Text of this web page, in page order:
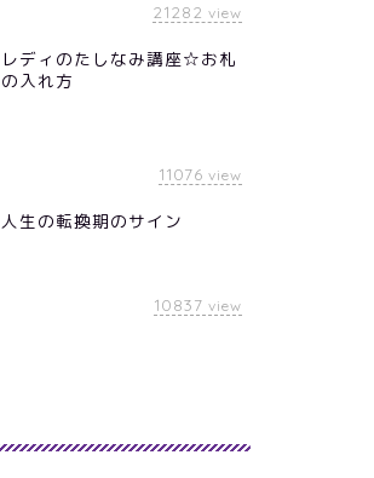
21282 view
レディのたしなみ講座☆お札
の入れ方
11076 view
人生の転換期のサイン
10837 view